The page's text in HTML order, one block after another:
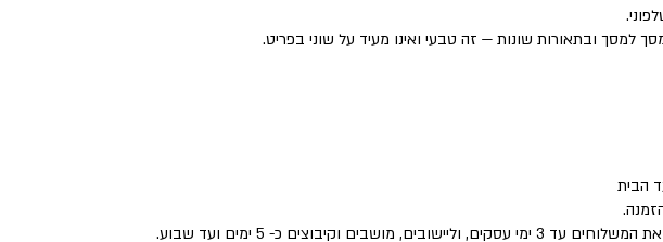
למסך ובתאורות שונות — זה טבעי ואינו מעיד על שוני בפריט.
הבית
וקיבוצים כ- 5 ימים ועד שבוע.